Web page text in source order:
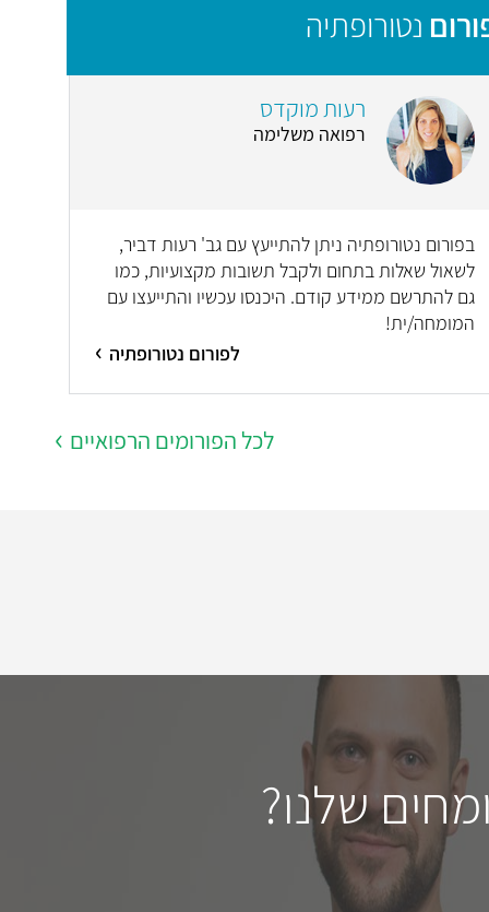
נטורופתיה
רעות מוקדס
רפואה משלימה
בפורום נטורופתיה ניתן להתייעץ עם גב' רעות דביר,
לשאול שאלות בתחום ולקבל תשובות מקצועיות, כמו
גם להתרשם ממידע קודם. היכנסו עכשיו והתייעצו עם
המומחה/ית!
לפורום נטורופתיה
לכל הפורומים הרפואיים
שלנו?